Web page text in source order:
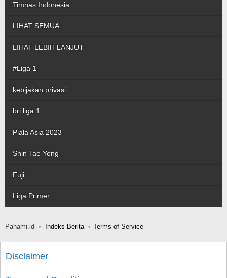
Timnas Indonesia
LIHAT SEMUA
LIHAT LEBIH LANJUT
#Liga 1
kebijakan privasi
bri liga 1
Piala Asia 2023
Shin Tae Yong
Fuji
Liga Primer
Pahami.id Indeks Berita Terms of Service
Disclaimer